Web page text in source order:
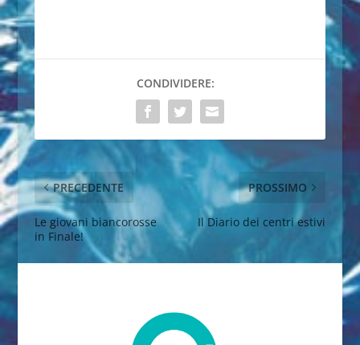
CONDIVIDERE:
PRECEDENTE
Le giovani biancorosse
in Finale!
PROSSIMO
Il Diario dei centri estivi